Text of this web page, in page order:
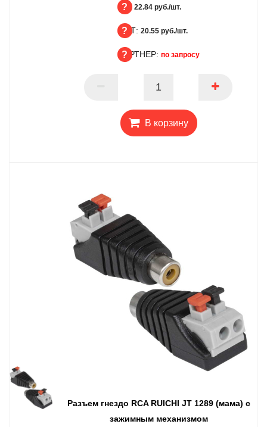
БЦ: 22.84 руб./шт.
ОПТ: 20.55 руб./шт.
ПАРТНЕР: по запросу
В корзину
Разъем гнездо RCA RUICHI JT 1289 (мама) с
зажимным механизмом